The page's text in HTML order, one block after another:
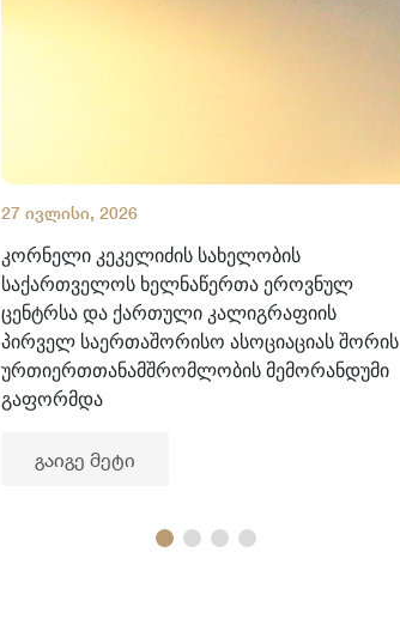
27 ივლისი, 2026
კორნელი კეკელიძის სახელობის
საქართველოს ხელნაწერთა ეროვნულ
ცენტრსა და ქართული კალიგრაფიის
პირველ საერთაშორისო ასოციაციას შორის
ურთიერთთანამშრომლობის მემორანდუმი
გაფორმდა
გაიგე მეტი